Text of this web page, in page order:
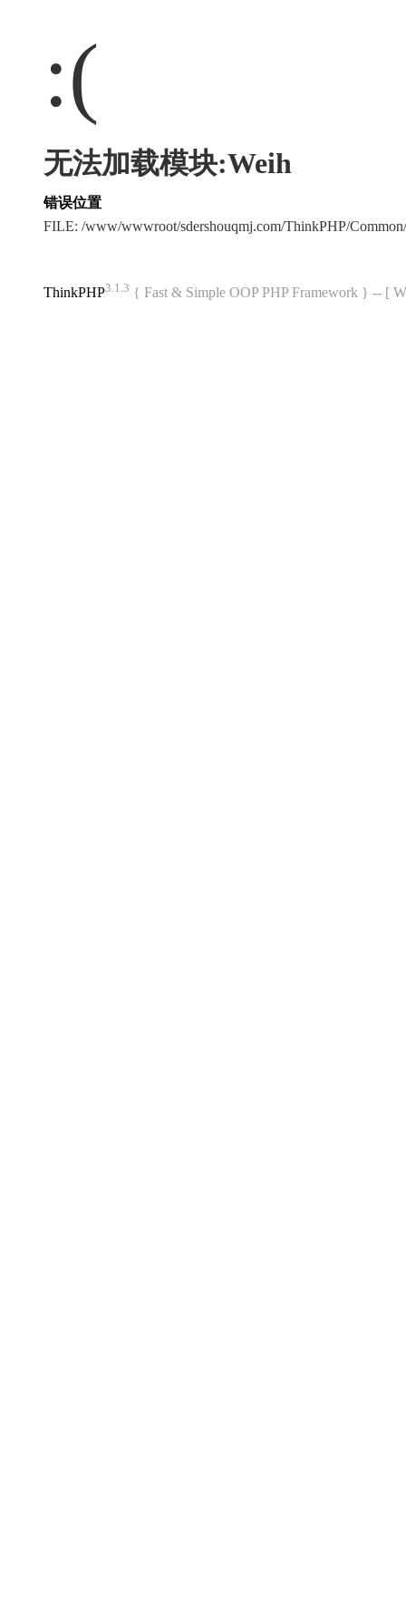
:(
无法加载模块:Weih
错误位置
FILE: /www/wwwroot/sdershouqmj.com/ThinkPHP/
ThinkPHP3.1.3 { Fast & Simple OOP PHP Framework } -- [